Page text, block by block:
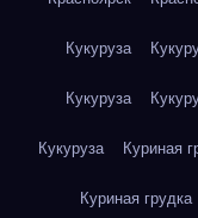
Кукуруза
Кукуруза
Кукуруза Куриная
Куриная грудка